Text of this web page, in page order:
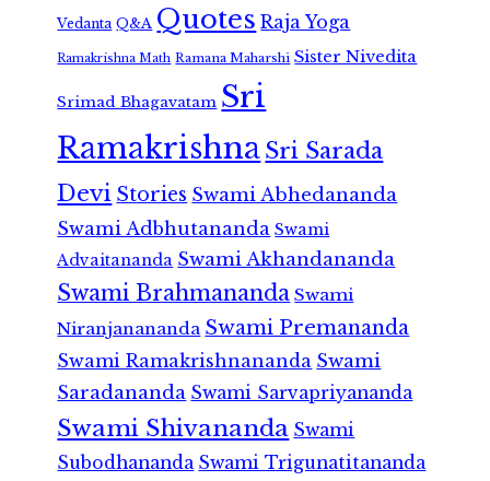
Vedanta Q&A Quotes Raja Yoga
Ramakrishna Math Ramana Maharshi Sister Nivedita
Srimad Bhagavatam Sri
RamakrishnaSri Sarada
Devi Stories Swami Abhedananda
Swami Adbhutananda Swami
Advaitananda Swami Akhandananda
Swami Brahmananda Swami
Niranjanananda Swami Premananda
Swami Ramakrishnananda Swami
Saradananda Swami Sarvapriyananda
Swami Shivananda Swami
Subodhananda Swami Trigunatitananda